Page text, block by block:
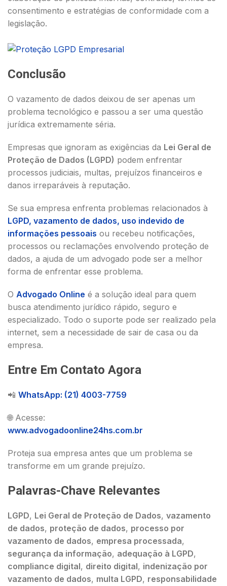
consentimento e estratégias de conformidade com a
legislação.
Conclusão
O vazamento de dados deixou de ser apenas um
problema tecnológico e passou a ser uma questão
jurídica extremamente séria.
Empresas que ignoram as exigências da Lei Geral de
Proteção de Dados (LGPD) podem enfrentar
processos judiciais, multas, prejuízos financeiros e
danos irreparáveis à reputação.
Se sua empresa enfrenta problemas relacionados à
LGPD, vazamento de dados, uso indevido de
informações pessoais ou recebeu notificações,
processos ou reclamações envolvendo proteção de
dados, a ajuda de um advogado pode ser a melhor
forma de enfrentar esse problema.
O Advogado Online é a solução ideal para quem
busca atendimento jurídico rápido, seguro e
especializado. Todo o suporte pode ser realizado pela
internet, sem a necessidade de sair de casa ou da
empresa.
Entre Em Contato Agora
📲 WhatsApp: (21) 4003-7759
🌐 Acesse:
www.advogadoonline24hs.com.br
Proteja sua empresa antes que um problema se
transforme em um grande prejuízo.
Palavras-Chave Relevantes
LGPD, Lei Geral de Proteção de Dados, vazamento
de dados, proteção de dados, processo por
vazamento de dados, empresa processada,
segurança da informação, adequação à LGPD,
compliance digital, direito digital, indenização por
vazamento de dados, multa LGPD, responsabilidade